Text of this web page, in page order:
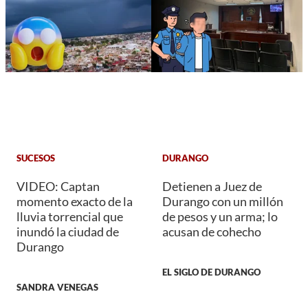
SUCESOS
VIDEO: Captan
momento exacto de la
lluvia torrencial que
inundó la ciudad de
Durango
SANDRA VENEGAS
DURANGO
Detienen a Juez de
Durango con un millón
de pesos y un arma; lo
acusan de cohecho
EL SIGLO DE DURANGO